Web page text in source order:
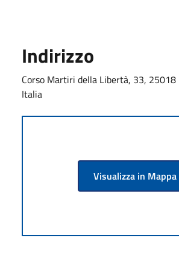
Indirizzo
Corso Martiri della Libertà, 33,
Italia
Visualizza in Mappa